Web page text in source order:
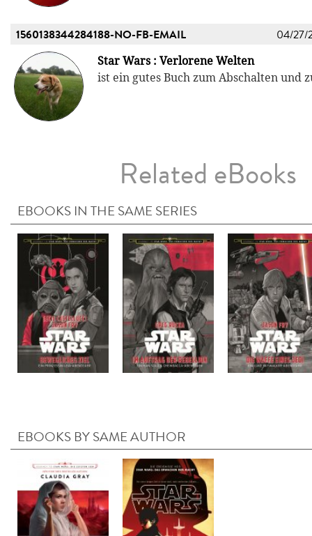
1560138344284188-NO-FB-EMAIL 04/27/
Star Wars : Verlorene Welten
ist ein gutes Buch zum Abschalten und
Related eBooks
EBOOKS IN THE SAME SERIES
EBOOKS BY SAME AUTHOR